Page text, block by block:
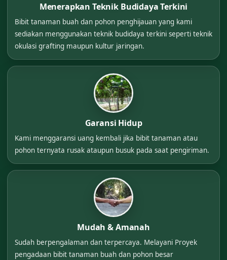
Menerapkan Teknik Budidaya Terkini
Bibit tanaman buah dan pohon penghijauan yang kami
sediakan menggunakan teknik budidaya terkini seperti teknik
okulasi grafting maupun kultur jaringan.
Garansi Hidup
Kami menggaransi uang kembali jika bibit tanaman atau
pohon ternyata rusak ataupun busuk pada saat pengiriman.
Mudah & Amanah
Sudah berpengalaman dan terpercaya. Melayani Proyek
pengadaan bibit tanaman buah dan pohon besar